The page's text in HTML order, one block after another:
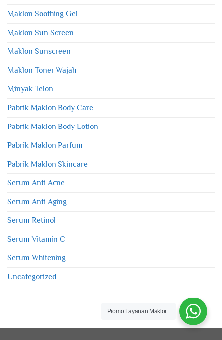
Maklon Soothing Gel
Maklon Sun Screen
Maklon Sunscreen
Maklon Toner Wajah
Minyak Telon
Pabrik Maklon Body Care
Pabrik Maklon Body Lotion
Pabrik Maklon Parfum
Pabrik Maklon Skincare
Serum Anti Acne
Serum Anti Aging
Serum Retinol
Serum Vitamin C
Serum Whitening
Uncategorized
Promo Layanan Maklon